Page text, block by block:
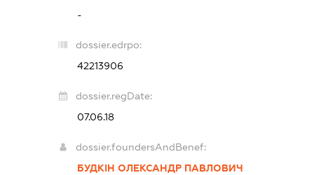
-
dossier.edrpo:
42213906
dossier.regDate:
07.06.18
dossier.foundersAndBenef:
БУДКІН ОЛЕКСАНДР ПАВЛОВИЧ